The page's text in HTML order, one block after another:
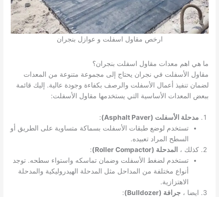
ارخص مقاول اسفلت و عوازل بنجران
ما هي اهم معدات مقاول اسفلت بنجران؟
مقاول الأسفلت في نجران يحتاج إلى مجموعة متنوعة من المعدات
لضمان تنفيذ أعمال الأسفلت والرصف بكفاءة وجودة عالية. إليك قائمة
ببعض المعدات الأساسية التي يستخدمها مقاول الأسفلت:
مدحلة الأسفلت (Asphalt Paver)
:
تستخدم لوضع طبقات الأسفلت بسماكة متساوية على الطريق أو
السطح المراد تعبيده.
كذلك ، المدحلة (Roller Compactor)
:
تستخدم لضغط الأسفلت وضمان تماسكه واستواء سطحه. توجد
أنواع مختلفة من المداحل مثل المدحلة الهيدروليكية والمدحلة
الاهتزازية.
ايضا ، جرافة (Bulldozer)
: